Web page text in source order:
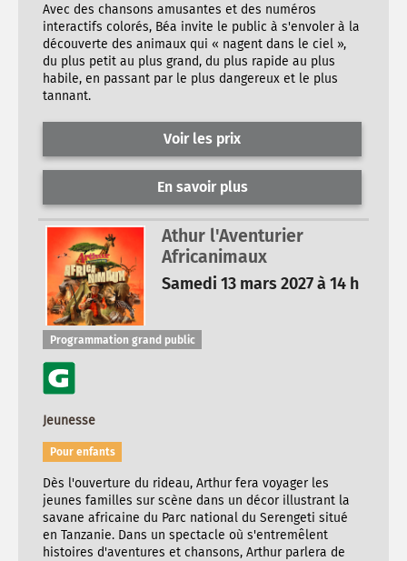
Avec des chansons amusantes et des numéros
interactifs colorés, Béa invite le public à s'envoler à la
découverte des animaux qui « nagent dans le ciel »,
du plus petit au plus grand, du plus rapide au plus
habile, en passant par le plus dangereux et le plus
tannant.
Voir les prix
En savoir plus
Athur l'Aventurier
Africanimaux
Samedi 13 mars 2027 à 14 h
Programmation grand public
Jeunesse
Pour enfants
Dès l'ouverture du rideau, Arthur fera voyager les
jeunes familles sur scène dans un décor illustrant la
savane africaine du Parc national du Serengeti situé
en Tanzanie. Dans un spectacle où s'entremêlent
histoires d'aventures et chansons, Arthur parlera de